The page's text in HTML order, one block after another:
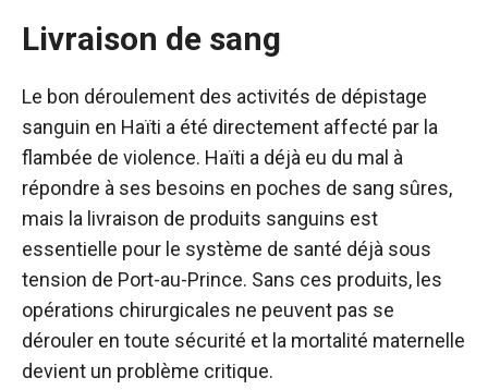
Livraison de sang
Le bon déroulement des activités de dépistage
sanguin en Haïti a été directement affecté par la
flambée de violence. Haïti a déjà eu du mal à
répondre à ses besoins en poches de sang sûres,
mais la livraison de produits sanguins est
essentielle pour le système de santé déjà sous
tension de Port-au-Prince. Sans ces produits, les
opérations chirurgicales ne peuvent pas se
dérouler en toute sécurité et la mortalité maternelle
devient un problème critique.